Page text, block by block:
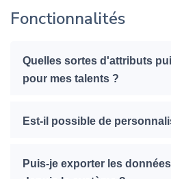
Fonctionnalités
Quelles sortes d'attributs
pour mes talents ?
Est-il possible de
Puis-je exporter les